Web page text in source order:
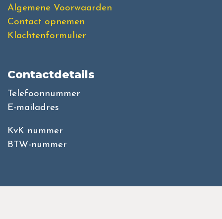
Algemene Voorwaarden
Contact opnemen
Klachtenformulier
Contactdetails
Telefoonnummer
E-mailadres
KvK nummer
BTW-nummer